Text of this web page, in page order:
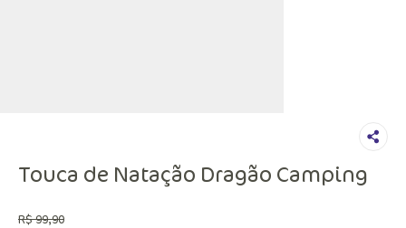
Touca de Natação Dragão Camping
R$99,90